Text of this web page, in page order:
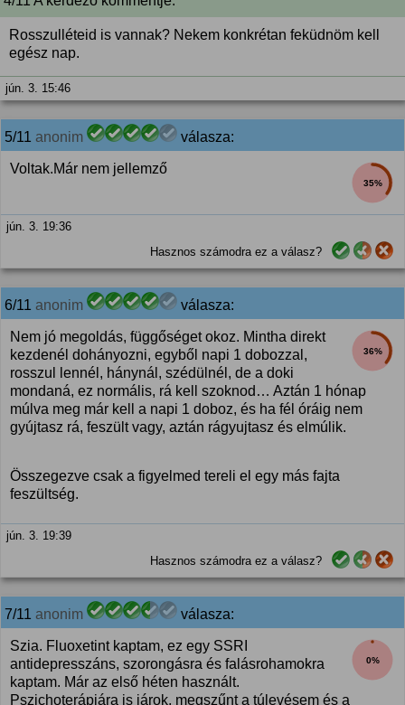
Rosszulléteid is vannak? Nekem konkrétan feküdnöm kell
egész nap.
jún. 3. 15:46
5/11 anonim válasza:
35%
Voltak.Már nem jellemző
jún. 3. 19:36
Hasznos számodra ez a válasz?
6/11 anonim válasza:
36%
Nem jó megoldás, függőséget okoz. Mintha direkt
kezdenél dohányozni, egyből napi 1 dobozzal,
rosszul lennél, hánynál, szédülnél, de a doki
mondaná, ez normális, rá kell szoknod… Aztán 1 hónap
múlva meg már kell a napi 1 doboz, és ha fél óráig nem
gyújtasz rá, feszült vagy, aztán rágyujtasz és elmúlik.
Összegezve csak a figyelmed tereli el egy más fajta
feszültség.
jún. 3. 19:39
Hasznos számodra ez a válasz?
7/11 anonim válasza:
0%
Szia. Fluoxetint kaptam, ez egy SSRI
antidepresszáns, szorongásra és falásrohamokra
kaptam. Már az első héten használt.
Pszichoterápiára is járok, megszűnt a túlevésem és a